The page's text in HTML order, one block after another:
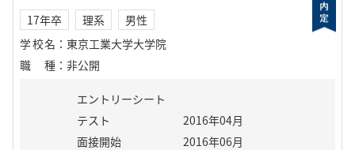
17年卒 理系
男性
学校名 ： 東京工業大学大学院
職種 ： 非公開
エントリーシート
テスト
2016年04月
面接開始
2016年06月